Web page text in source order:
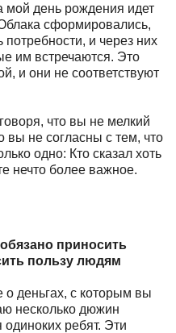
мой день рождения идет
сформировались,
и через них
им встречаются. Это
и они не соответствуют
что вы не мелкий
вы не согласны с тем, что
одно: Кто сказал хоть
нечто более важное.
приносить
пользу людям
деньгах, с которым вы
несколько дюжин
одиноких ребят. Эти